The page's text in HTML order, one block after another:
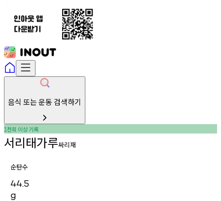
음식 또는 운동 검색하기
1천회 이상기록
서리태가루싸리재
순탄수
44.5
g